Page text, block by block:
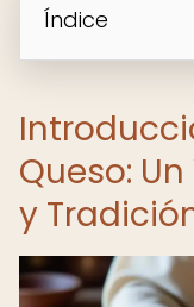
Índice
Queso:
y